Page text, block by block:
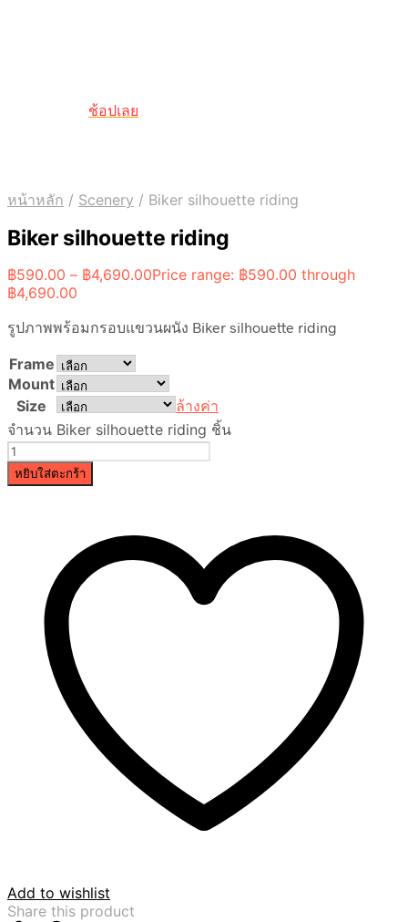
ช้อปเลย
หน้าหลัก / Scenery / Biker silhouette riding
Biker silhouette riding
฿590.00 – ฿4,690.00Price range: ฿590.00 through
฿4,690.00
รูปภาพพร้อมกรอบแขวนผนัง Biker silhouette riding
Frame
Mount
Size
ล้างค่า
จำนวน Biker silhouette riding ชิ้น
หยิบใส่ตะกร้า
Add to wishlist
Share this product